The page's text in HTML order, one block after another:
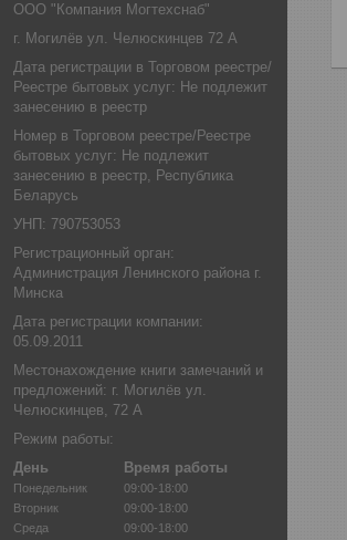
ООО "Компания Могтехснаб"
г. Могилёв ул. Челюскинцев 72 А
Дата регистрации в Торговом реестре/
Реестре бытовых услуг: Не подлежит
занесению в реестр
Номер в Торговом реестре/Реестре
бытовых услуг: Не подлежит
занесению в реестр, Республика
Беларусь
УНП: 790753053
Регистрационный орган:
Администрация Ленинского района г.
Минска
Дата регистрации компании:
05.09.2011
Местонахождение книги замечаний и
предложений: г. Могилёв ул.
Челюскинцев, 72 А
Режим работы:
День
Время работы
Понедельник
09:00-18:00
Вторник
09:00-18:00
Среда
09:00-18:00